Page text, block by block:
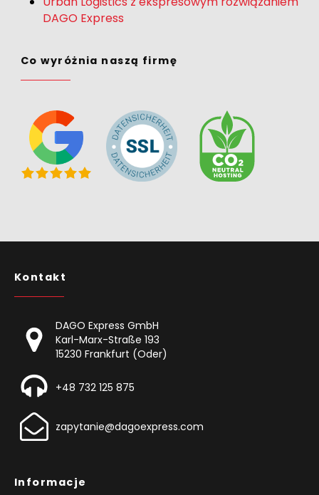
DAGO Express
Co wyróżnia naszą firmę
Kontakt
DAGO Express GmbH
Karl-Marx-Straße 193
15230 Frankfurt (Oder)
+48 732 125 875
zapytanie@dagoexpress.com
Informacje